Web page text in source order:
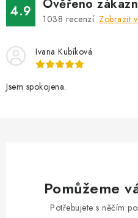
4.9 Ověřeno
1038 recenzí. Zobrazit
Ivana Kubíková
Jsem spokojena.
Pomůžeme
Potřebujete s něčím